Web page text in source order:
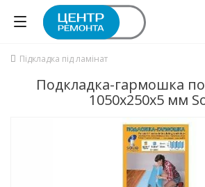
Підкладка під ламінат
Подкладка-гармошка
1050x250x5 мм